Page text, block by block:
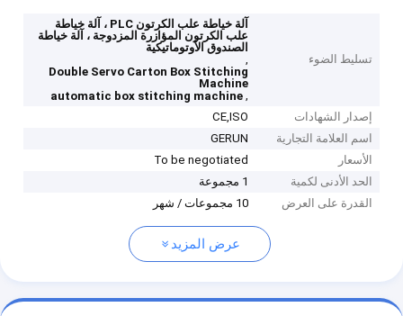
تسليط الضوء
آلة خياطة علب الكرتون PLC ، آلة خياطة
علب الكرتون المؤازرة المزدوجة ، آلة خياطة
الصندوق الأوتوماتيكية
,
Double Servo Carton Box Stitching
Machine
,
automatic box stitching machine
إصدار الشهادات
CE,ISO
اسم العلامة التجارية
GERUN
الأسعار
To be negotiated
الحد الأدنى لكمية
1 مجموعة
القدرة على العرض
10 مجموعات / شهر
عرض المزيد